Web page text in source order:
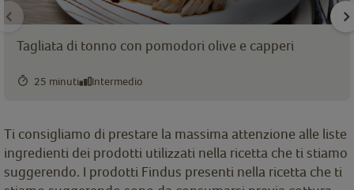
Tagliata di tonno con pomodori olive e capperi
25 minuti Intermedio
Ti consigliamo di prestare la massima attenzione alle liste
ingredienti dei prodotti utilizzati nella ricetta che ti stiamo
suggerendo. I prodotti Findus presenti nella ricetta che ti